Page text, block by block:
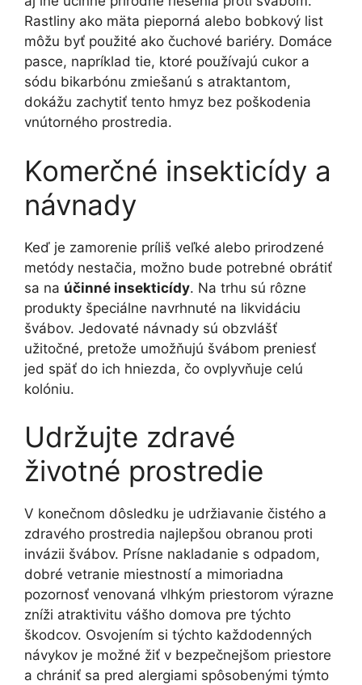
Rastliny ako mäta pieporná alebo bobkový list
môžu byť použité ako čuchové bariéry. Domáce
pasce, napríklad tie, ktoré používajú cukor a
sódu bikarbónu zmiešanú s atraktantom,
dokážu zachytiť tento hmyz bez poškodenia
vnútorného prostredia.
Komerčné insekticídy a
návnady
Keď je zamorenie príliš veľké alebo prirodzené
metódy nestačia, možno bude potrebné obrátiť
sa na účinné insekticídy. Na trhu sú rôzne
produkty špeciálne navrhnuté na likvidáciu
švábov. Jedovaté návnady sú obzvlášť
užitočné, pretože umožňujú švábom preniesť
jed späť do ich hniezda, čo ovplyvňuje celú
kolóniu.
Udržujte zdravé
životné prostredie
V konečnom dôsledku je udržiavanie čistého a
zdravého prostredia najlepšou obranou proti
invázii švábov. Prísne nakladanie s odpadom,
dobré vetranie miestností a mimoriadna
pozornosť venovaná vlhkým priestorom výrazne
zníži atraktivitu vášho domova pre týchto
škodcov. Osvojením si týchto každodenných
návykov je možné žiť v bezpečnejšom priestore
a chrániť sa pred alergiami spôsobenými týmto